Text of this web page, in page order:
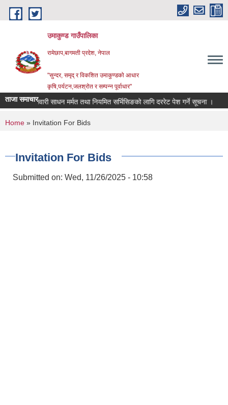
Skip to main content
उमाकुण्ड गाउँपालिका
रामेछाप,बागमती प्रदेश, नेपाल
"सुन्दर, समृद् र विकशित उमाकुण्डको आधार
कृषि,पर्यटन,जलश्रोत र सम्पन्न पूर्वाधार"
ताजा समाचार
सवारी साधन मर्मत तथा नियमित सर्भिसिङको लागि दररेट पेश गर्ने सूचना ।
You are here
Home » Invitation For Bids
Invitation For Bids
Submitted on: Wed, 11/26/2025 - 10:58